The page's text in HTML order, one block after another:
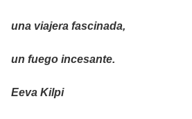
una viajera fascinada,
un fuego incesante.
Eeva Kilpi